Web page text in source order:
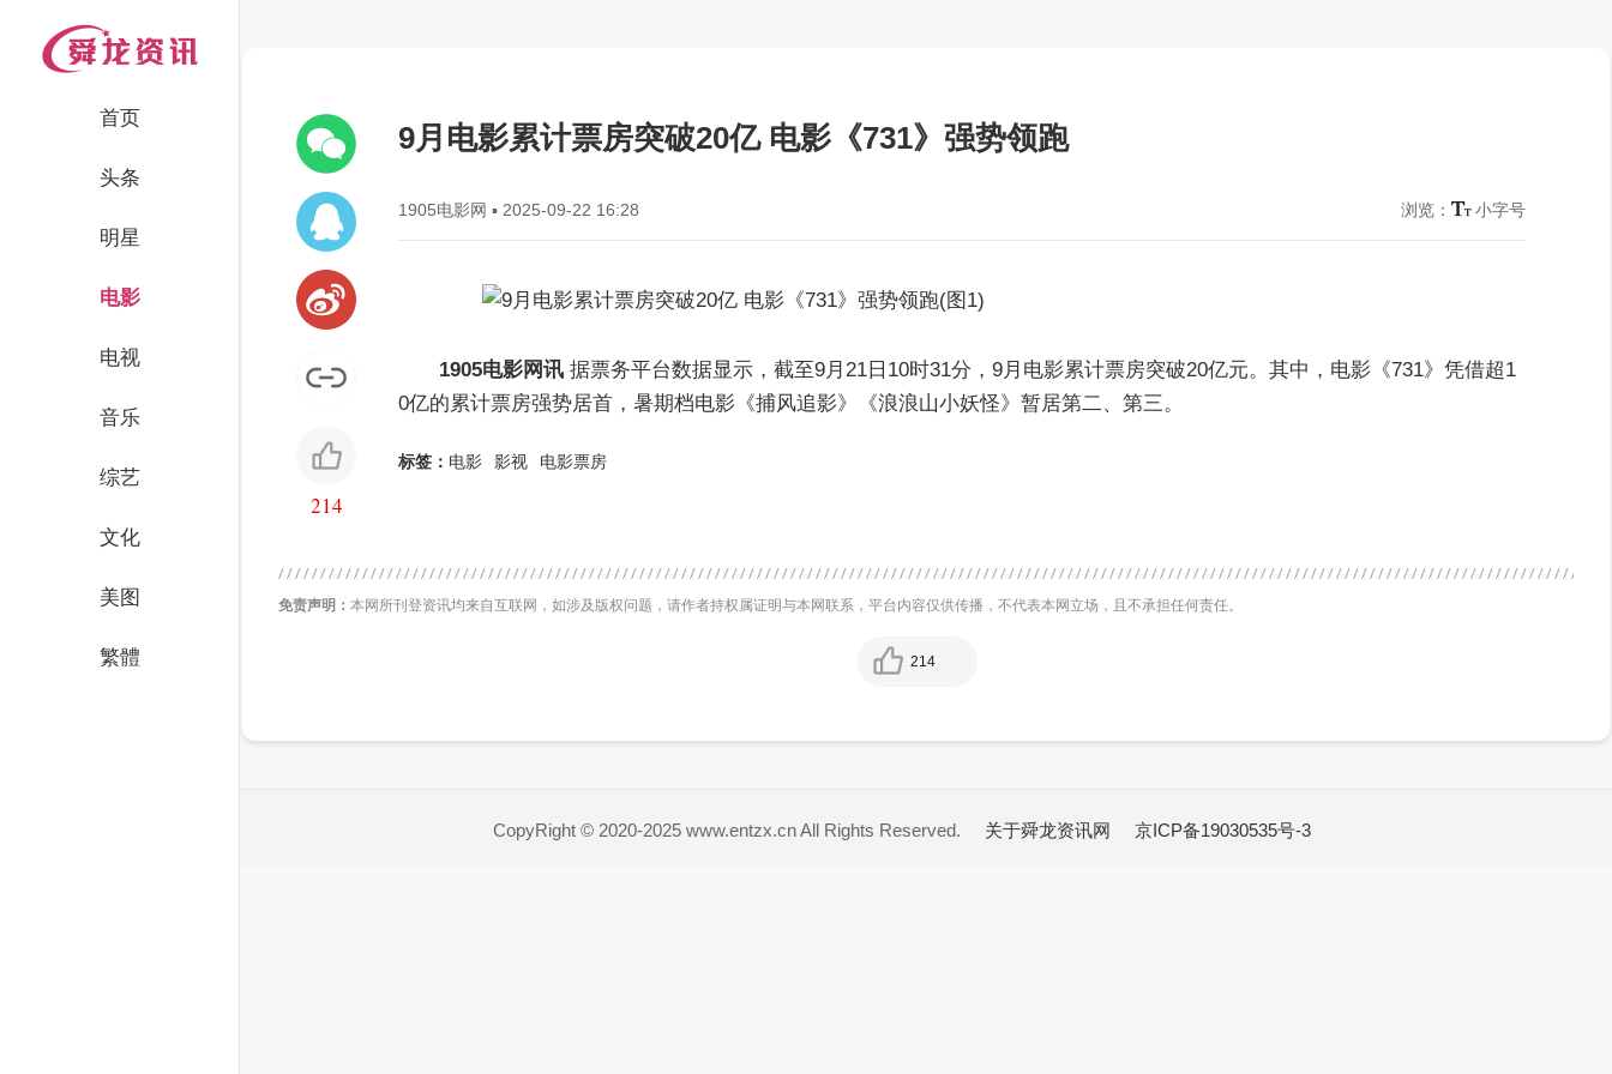
首页
头条
明星
电影
电视
音乐
综艺
文化
美图
繁體
214
9月电影累计票房突破20亿 电影《731》强势领跑
1905电影网 ▪ 2025-09-22 16:28 浏览： 小字号
1905电影网讯 据票务平台数据显示，截至9月21日10时31分，9月电影累计票房突破20亿元。其中，电影《731》凭借超1
0亿的累计票房强势居首，暑期档电影《捕风追影》《浪浪山小妖怪》暂居第二、第三。
标签： 电影 影视 电影票房
免责声明： 本网所刊登资讯均来自互联网，如涉及版权问题，请作者持权属证明与本网联系，平台内容仅供传播，不代表本网立场，且不承担任何责任。
214
CopyRight © 2020-2025 www.entzx.cn All Rights Reserved. 关于舜龙资讯网 京ICP备19030535号-3